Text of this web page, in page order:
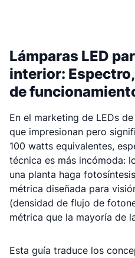
Lámparas LED
interior:
de
En el marketing de LEDs
que impresionan pero
100 watts equivalentes,
técnica es más incómoda:
una planta haga
métrica diseñada para
(densidad de flujo de
métrica que la mayoría de
Esta guía traduce los